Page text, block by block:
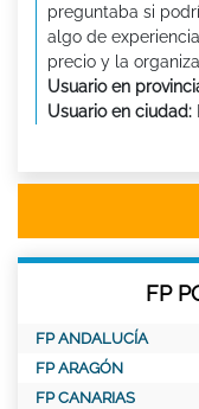
preguntaba si
algo de
precio y la
Usuario en
Usuario en ciudad:
FP
FP ANDALUCÍA
FP ARAGÓN
FP CANARIAS